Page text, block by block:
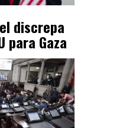
discrepa
para Gaza